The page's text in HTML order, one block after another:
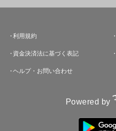
利用規約
資金決済法に基づく表記
ヘルプ・お問い合わせ
Powered by